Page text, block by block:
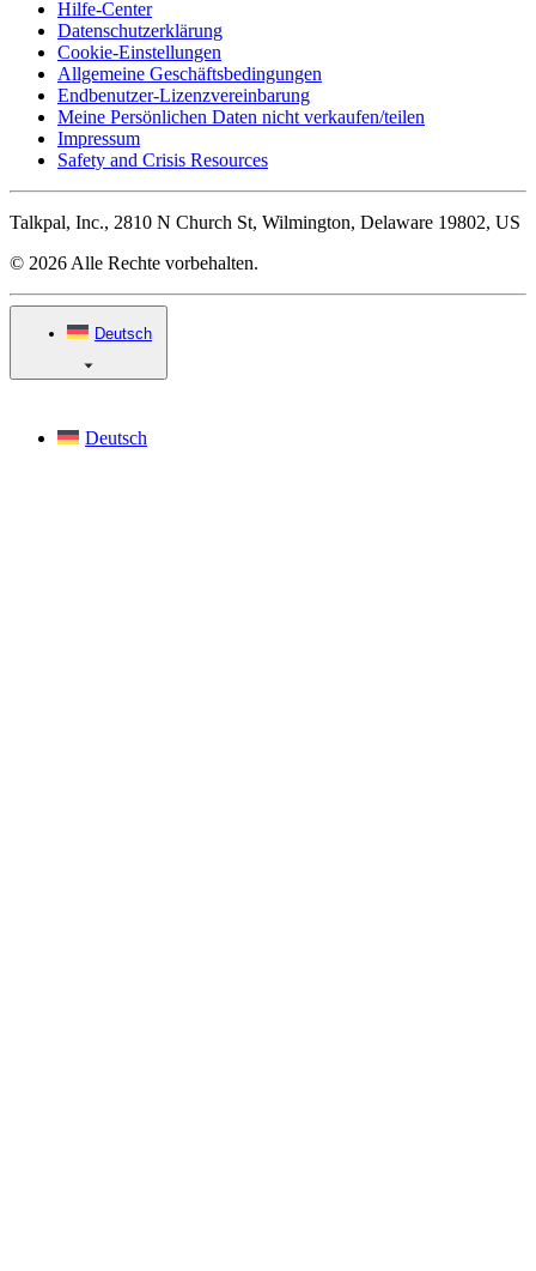
Hilfe-Center
Datenschutzerklärung
Cookie-Einstellungen
Allgemeine Geschäftsbedingungen
Endbenutzer-Lizenzvereinbarung
Meine Persönlichen Daten nicht verkaufen/teilen
Impressum
Safety and Crisis Resources
Talkpal, Inc., 2810 N Church St, Wilmington, Delaware 19802, US
© 2026 Alle Rechte vorbehalten.
Deutsch
Deutsch